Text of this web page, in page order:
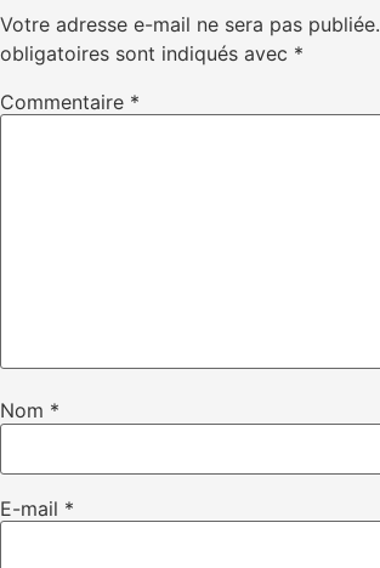
Votre adresse e-mail ne sera pas publiée.
obligatoires sont indiqués avec *
Commentaire *
Nom *
E-mail *